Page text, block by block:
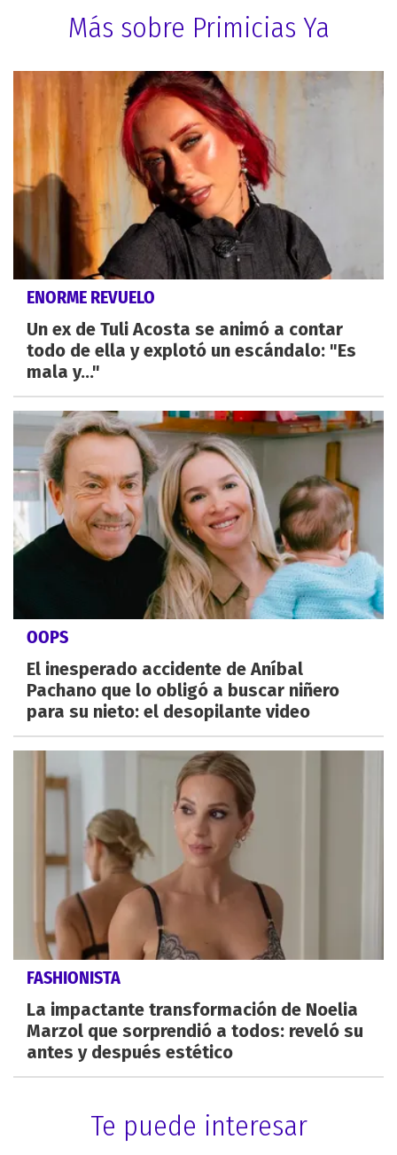
Más sobre Primicias Ya
ENORME REVUELO
Un ex de Tuli Acosta se animó a contar
todo de ella y explotó un escándalo: "Es
mala y..."
OOPS
El inesperado accidente de Aníbal
Pachano que lo obligó a buscar niñero
para su nieto: el desopilante video
FASHIONISTA
La impactante transformación de Noelia
Marzol que sorprendió a todos: reveló su
antes y después estético
Te puede interesar